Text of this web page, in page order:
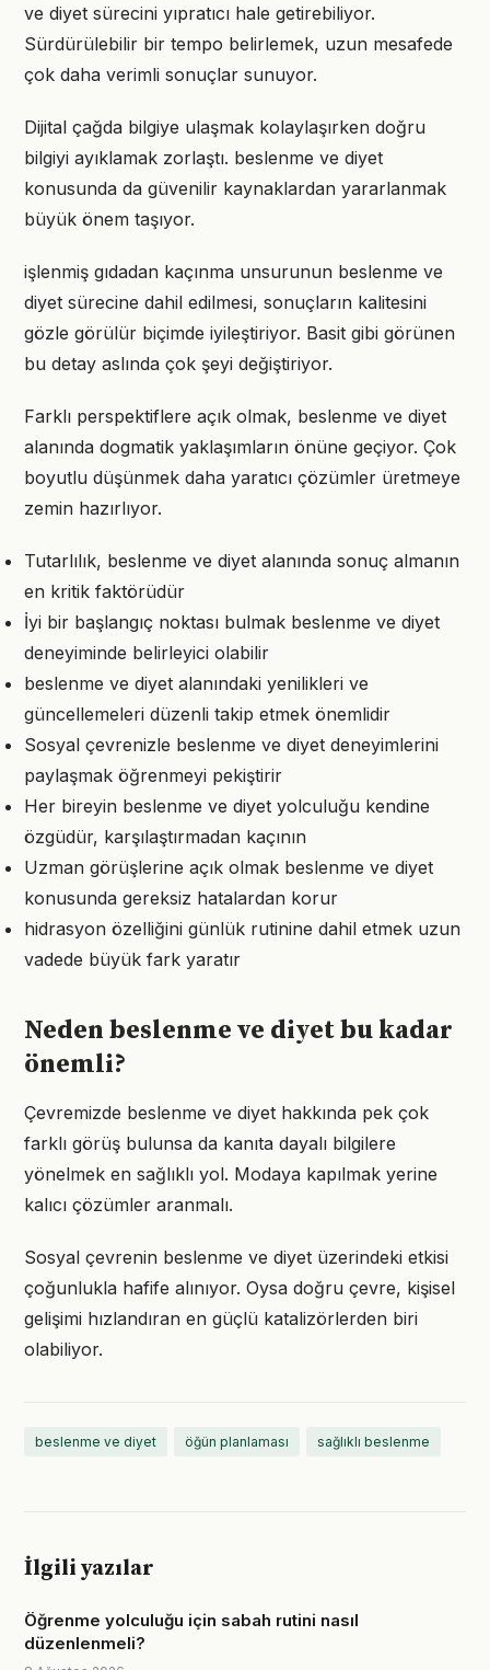
ve diyet sürecini yıpratıcı hale getirebiliyor.
Sürdürülebilir bir tempo belirlemek, uzun mesafede
çok daha verimli sonuçlar sunuyor.
Dijital çağda bilgiye ulaşmak kolaylaşırken doğru
bilgiyi ayıklamak zorlaştı. beslenme ve diyet
konusunda da güvenilir kaynaklardan yararlanmak
büyük önem taşıyor.
işlenmiş gıdadan kaçınma unsurunun beslenme ve
diyet sürecine dahil edilmesi, sonuçların kalitesini
gözle görülür biçimde iyileştiriyor. Basit gibi görünen
bu detay aslında çok şeyi değiştiriyor.
Farklı perspektiflere açık olmak, beslenme ve diyet
alanında dogmatik yaklaşımların önüne geçiyor. Çok
boyutlu düşünmek daha yaratıcı çözümler üretmeye
zemin hazırlıyor.
Tutarlılık, beslenme ve diyet alanında sonuç almanın
en kritik faktörüdür
İyi bir başlangıç noktası bulmak beslenme ve diyet
deneyiminde belirleyici olabilir
beslenme ve diyet alanındaki yenilikleri ve
güncellemeleri düzenli takip etmek önemlidir
Sosyal çevrenizle beslenme ve diyet deneyimlerini
paylaşmak öğrenmeyi pekiştirir
Her bireyin beslenme ve diyet yolculuğu kendine
özgüdür, karşılaştırmadan kaçının
Uzman görüşlerine açık olmak beslenme ve diyet
konusunda gereksiz hatalardan korur
hidrasyon özelliğini günlük rutinine dahil etmek uzun
vadede büyük fark yaratır
Neden beslenme ve diyet bu kadar
önemli?
Çevremizde beslenme ve diyet hakkında pek çok
farklı görüş bulunsa da kanıta dayalı bilgilere
yönelmek en sağlıklı yol. Modaya kapılmak yerine
kalıcı çözümler aranmalı.
Sosyal çevrenin beslenme ve diyet üzerindeki etkisi
çoğunlukla hafife alınıyor. Oysa doğru çevre, kişisel
gelişimi hızlandıran en güçlü katalizörlerden biri
olabiliyor.
beslenme ve diyet öğün planlaması sağlıklı beslenme
İlgili yazılar
Öğrenme yolculuğu için sabah rutini nasıl
düzenlenmeli?